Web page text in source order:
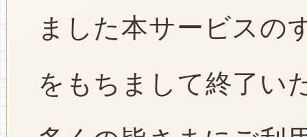
ました本サービスの
をもちまして終了い